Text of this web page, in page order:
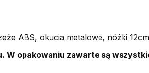
ABS, okucia metalowe, nóżki
W opakowaniu zawarte są